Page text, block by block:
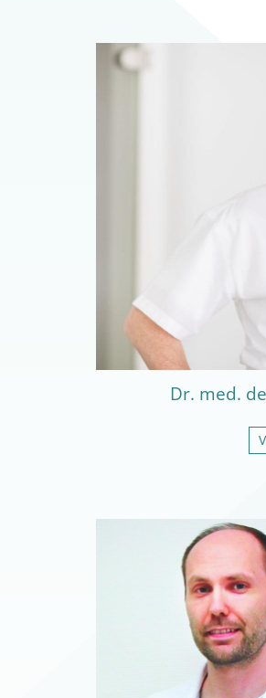
Dr. med.